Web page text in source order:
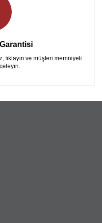
tıklayın ve müşteri memniyeti